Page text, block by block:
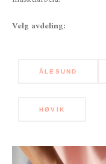
Velg avdeling:
ÅLESUND
HØVIK